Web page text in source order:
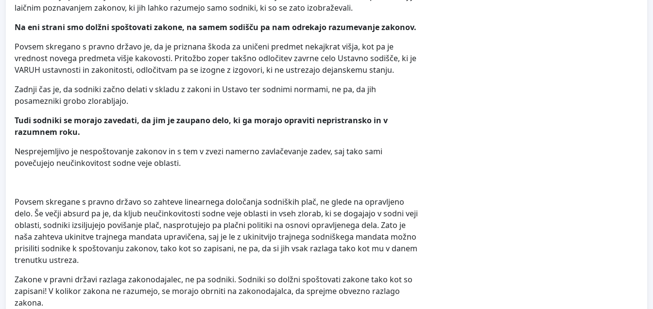
laičnim poznavanjem zakonov, ki jih lahko razumejo samo sodniki, ki so se zato izobraževali.
Na eni strani smo dolžni spoštovati zakone, na samem sodišču pa nam odrekajo razumevanje zakonov.
Povsem skregano s pravno državo je, da je priznana škoda za uničeni predmet nekajkrat višja, kot pa je
vrednost novega predmeta višje kakovosti. Pritožbo zoper takšno odločitev zavrne celo Ustavno sodišče, ki je
VARUH ustavnosti in zakonitosti, odločitvam pa se izogne z izgovori, ki ne ustrezajo dejanskemu stanju.
Zadnji čas je, da sodniki začno delati v skladu z zakoni in Ustavo ter sodnimi normami, ne pa, da jih
posamezniki grobo zlorabljajo.
Tudi sodniki se morajo zavedati, da jim je zaupano delo, ki ga morajo opraviti nepristransko in v
razumnem roku.
Nesprejemljivo je nespoštovanje zakonov in s tem v zvezi namerno zavlačevanje zadev, saj tako sami
povečujejo neučinkovitost sodne veje oblasti.
Povsem skregane s pravno državo so zahteve linearnega določanja sodniških plač, ne glede na opravljeno
delo. Še večji absurd pa je, da kljub neučinkovitosti sodne veje oblasti in vseh zlorab, ki se dogajajo v sodni veji
oblasti, sodniki izsiljujejo povišanje plač, nasprotujejo pa plačni politiki na osnovi opravljenega dela. Zato je
naša zahteva ukinitve trajnega mandata upravičena, saj je le z ukinitvijo trajnega sodniškega mandata možno
prisiliti sodnike k spoštovanju zakonov, tako kot so zapisani, ne pa, da si jih vsak razlaga tako kot mu v danem
trenutku ustreza.
Zakone v pravni državi razlaga zakonodajalec, ne pa sodniki. Sodniki so dolžni spoštovati zakone tako kot so
zapisani! V kolikor zakona ne razumejo, se morajo obrniti na zakonodajalca, da sprejme obvezno razlago
zakona.